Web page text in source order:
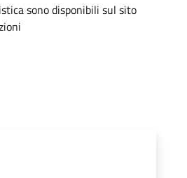
sono disponibili sul sito